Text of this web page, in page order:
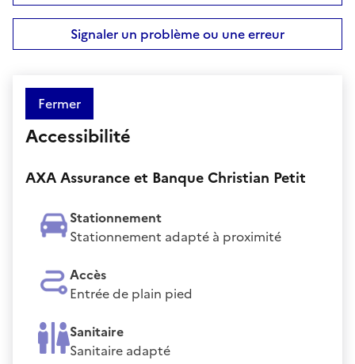
Signaler un problème ou une erreur
Fermer
Accessibilité
AXA Assurance et Banque Christian Petit
Stationnement
Stationnement adapté à proximité
Accès
Entrée de plain pied
Sanitaire
Sanitaire adapté